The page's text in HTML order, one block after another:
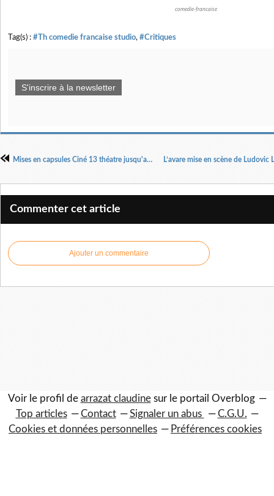
comedie-francaise
Tag(s) : #Th comedie francaise studio, #Critiques
S'inscrire à la newsletter
Mises en capsules Ciné 13 théatre jusqu'au 9/06
Commenter cet article
Ajouter un commentaire
Voir le profil de arrazat claudinesur le portail Overblog
Top articles
Contact Signaler un abus
C.G.U.
Cookies et données personnelles
Préférences cookies